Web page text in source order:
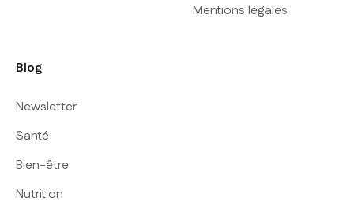
Mentions légales
Blog
Newsletter
Santé
Bien-être
Nutrition